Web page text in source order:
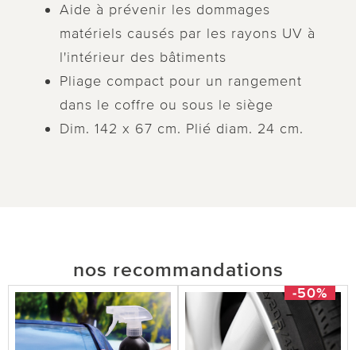
Aide à prévenir les dommages
matériels causés par les rayons UV à
l'intérieur des bâtiments
Pliage compact pour un rangement
dans le coffre ou sous le siège
Dim. 142 x 67 cm. Plié diam. 24 cm.
nos recommandations
-50%